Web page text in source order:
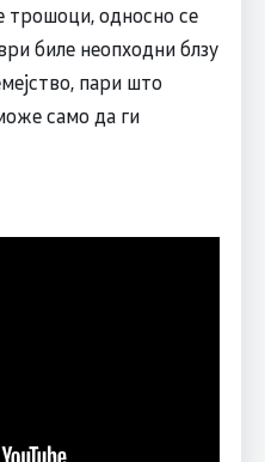
трошоци, односно се
биле неопходни блзу
пари што
само да ги